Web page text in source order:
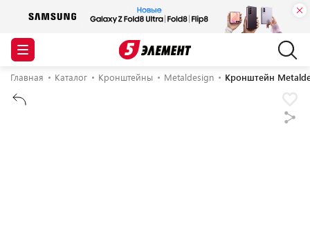
Главная Каталог Кронштейны Metaldesign Кронштейн